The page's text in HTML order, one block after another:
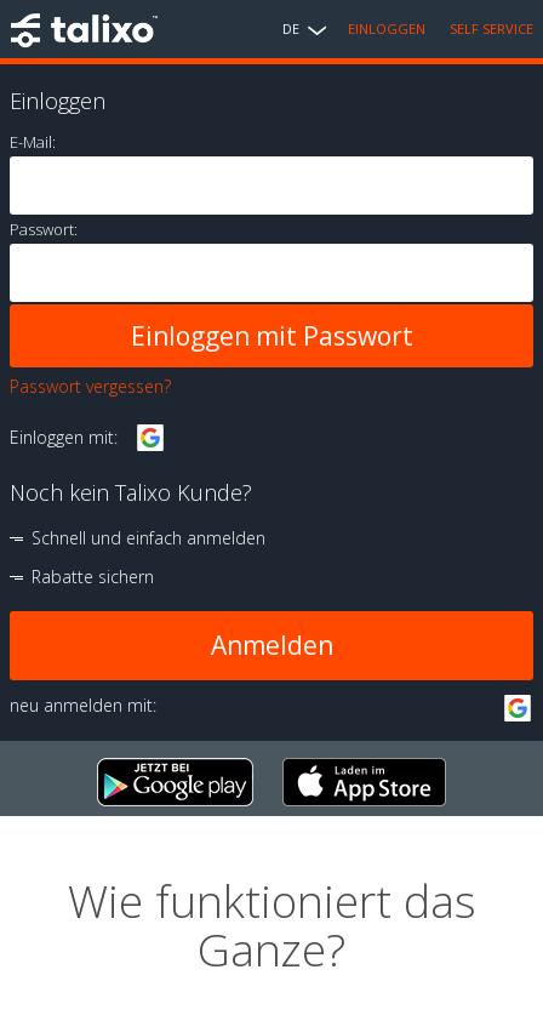
DE EINLOGGEN SELF SERVICE
Einloggen
E-Mail:
Passwort:
Passwort vergessen?
Einloggen mit:
Noch kein Talixo Kunde?
Schnell und einfach anmelden
Rabatte sichern
Anmelden
neu anmelden mit:
Wie funktioniert das
Ganze?